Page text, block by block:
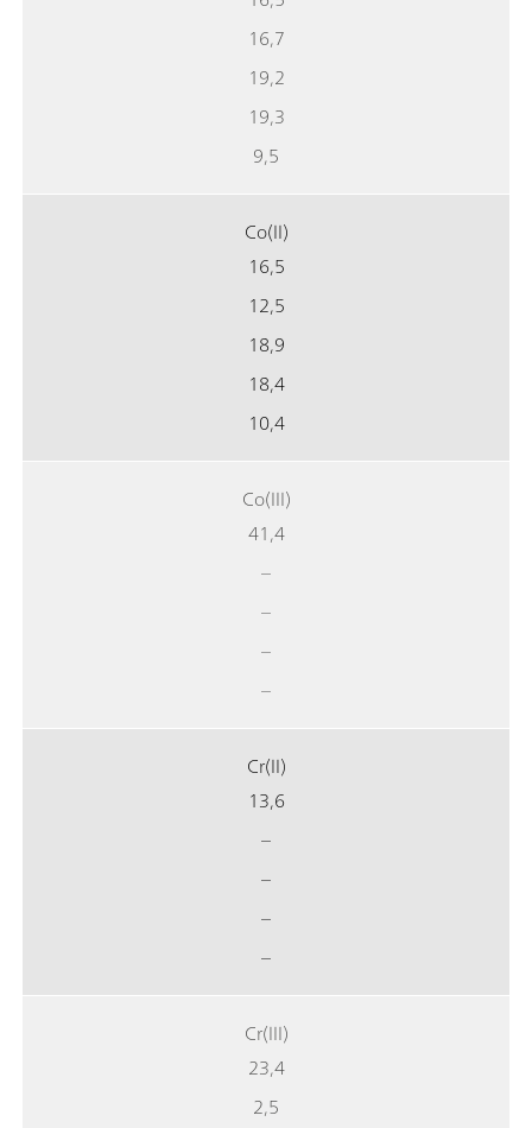
16,7
19,2
19,3
9,5
Co(II)
16,5
12,5
18,9
18,4
10,4
Co(III)
41,4
–
–
–
–
Cr(II)
13,6
–
–
–
–
Cr(III)
23,4
2,5